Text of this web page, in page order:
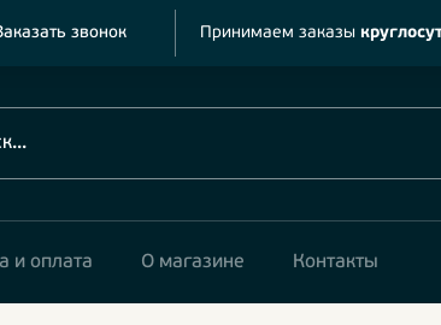
звонок Принимаем заказы
и оплата О магазине Контакты